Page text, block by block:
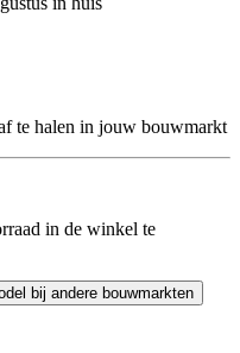
te halen in jouw bouwmarkt
in de winkel te
bij andere bouwmarkten